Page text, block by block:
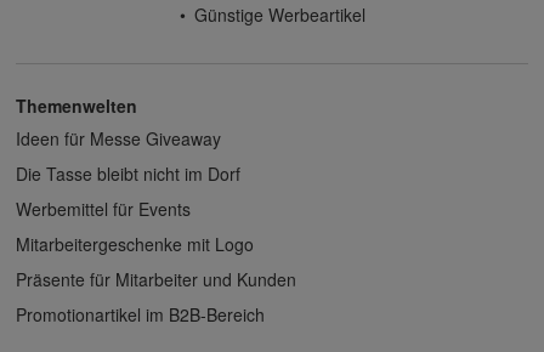
Günstige Werbeartikel
Themenwelten
Ideen für Messe Giveaway
Die Tasse bleibt nicht im Dorf
Werbemittel für Events
Mitarbeitergeschenke mit Logo
Präsente für Mitarbeiter und Kunden
Promotionartikel im B2B-Bereich